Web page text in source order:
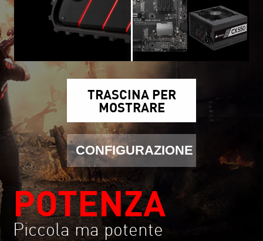
TRASCINA PER
MOSTRARE
CONFIGURAZIONE
POTENZA
Piccola ma potente